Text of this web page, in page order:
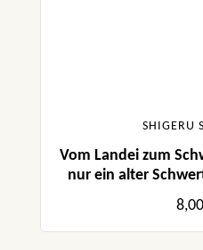
SHIGERU
Vom Landei zum
nur ein alter
aber meine
in